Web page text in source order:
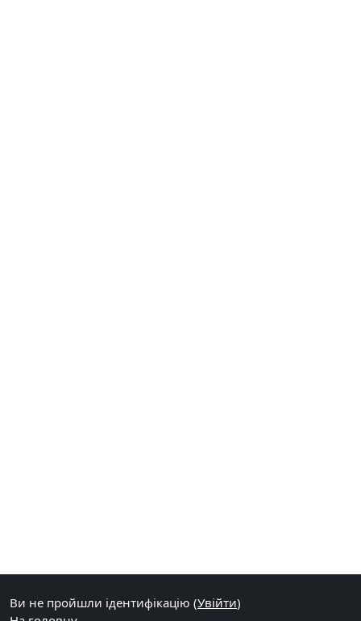
Ви не пройшли ідентифікацію (Увійти)